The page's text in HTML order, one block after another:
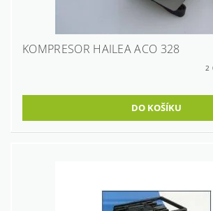
KOMPRESOR HAILEA ACO 328